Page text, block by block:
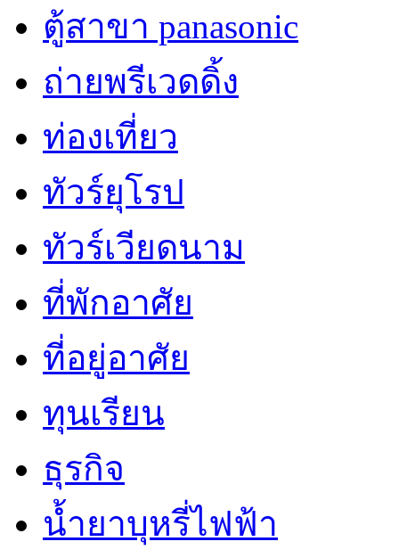
ตู้สาขา panasonic
ถ่ายพรีเวดดิ้ง
ท่องเที่ยว
ทัวร์ยุโรป
ทัวร์เวียดนาม
ที่พักอาศัย
ที่อยู่อาศัย
ทุนเรียน
ธุรกิจ
น้ำยาบุหรี่ไฟฟ้า